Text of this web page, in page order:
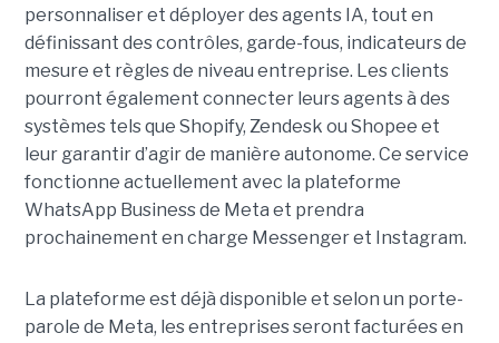
personnaliser et déployer des agents IA, tout en
définissant des contrôles, garde-fous, indicateurs de
mesure et règles de niveau entreprise. Les clients
pourront également connecter leurs agents à des
systèmes tels que Shopify, Zendesk ou Shopee et
leur garantir d’agir de manière autonome. Ce service
fonctionne actuellement avec la plateforme
WhatsApp Business de Meta et prendra
prochainement en charge Messenger et Instagram.
La plateforme est déjà disponible et selon un porte-
parole de Meta, les entreprises seront facturées en